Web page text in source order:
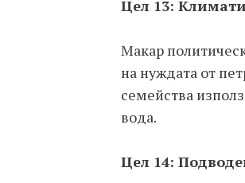
Цел 13:
Макар
на нуждата от
семейства
вода.
Цел 14: